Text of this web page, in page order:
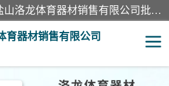
【1分钟前更新】盐山洛龙体育器材销售有限公司批量供应：300米障碍器材、400米障碍器材、部队训练器材、双杠、体操垫、舞蹈把杆等产品。盐山洛龙体育器材销售有限公司经过多年的发展，集研发，生产，销售，售后服务为一体. 奉行“质量，信誉，服务”的宗旨，以开拓创新的精神和真诚守信的态度积极进取。
育器材销售有限公司